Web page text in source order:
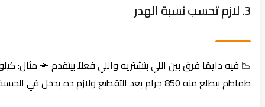
📉 فيه دايمًا فرق بين اللي بتشتريه واللي فعلاً بيتقدم 🧺 مثال: كيلو
طماطم بيطلع منه 850 جرام بعد التقطيع ولازم ده يدخل في الحسبة.